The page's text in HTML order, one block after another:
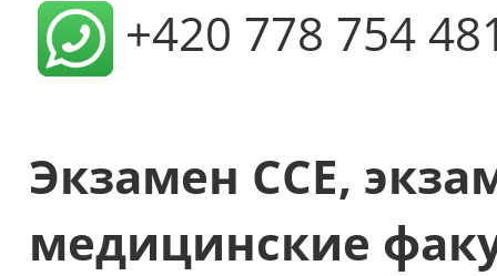
+420 778 754
Экзамен ССЕ,
медицинские